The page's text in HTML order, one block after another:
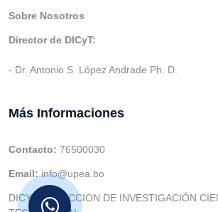
Sobre Nosotros
Director de DICyT:
- Dr. Antonio S. López Andrade Ph. D.
Más Informaciones
Contacto: 76500030
Email:info@upea.bo
DICYT (DIRECCION DE INVESTIGACIÓN